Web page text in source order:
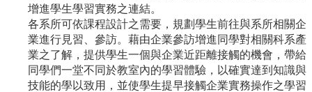
增進學生學習實務之連結。
各系所可依課程設計之需要，規劃學生前往與系所相關企
業進行見習、參訪。藉由企業參訪增進同學對相關科系產
業之了解，提供學生一個與企業近距離接觸的機會，帶給
同學們一堂不同於教室內的學習體驗，以確實達到知識與
技能的學以致用，並使學生提早接觸企業實務操作之學習